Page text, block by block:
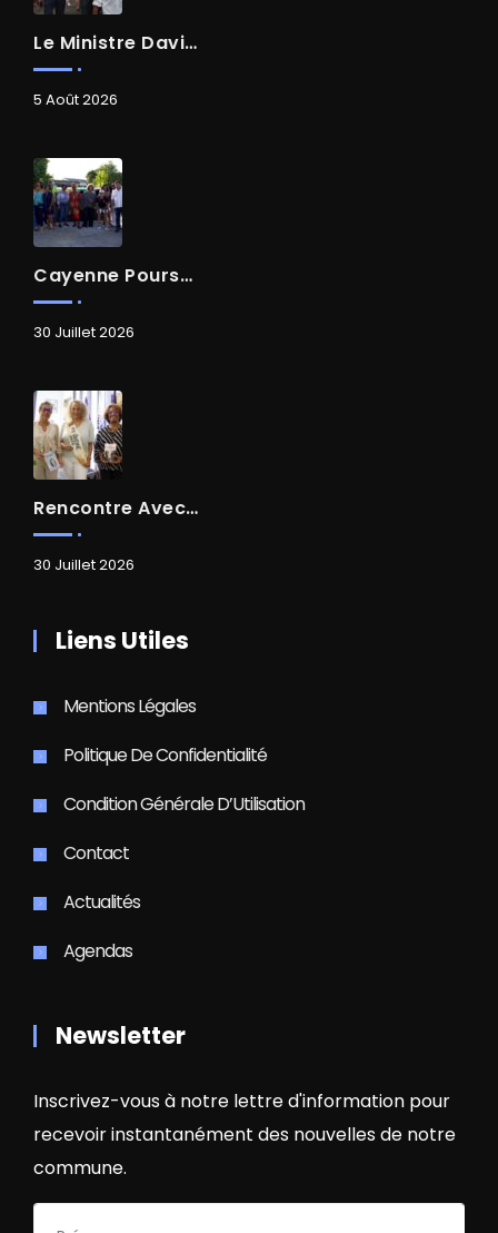
Le Ministre David AMIEL En Visite Dans Le Centre-Ville De Cayenne
5 Août 2026
Cayenne Poursuit Sa Transformation
30 Juillet 2026
Rencontre Avec Madame Isabelle FAMARO
30 Juillet 2026
Liens Utiles
Mentions Légales
Politique De Confidentialité
Condition Générale D’Utilisation
Contact
Actualités
Agendas
Newsletter
Inscrivez-vous à notre lettre d'information pour
recevoir instantanément des nouvelles de notre
commune.